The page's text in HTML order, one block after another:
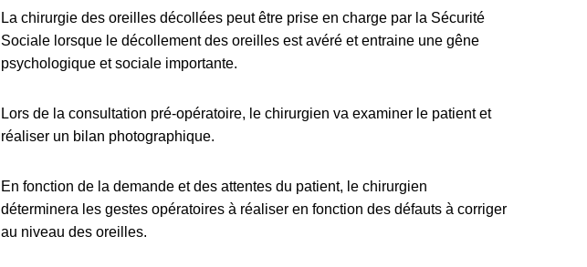
La chirurgie des oreilles décollées peut être prise en charge par la Sécurité
Sociale lorsque le décollement des oreilles est avéré et entraine une gêne
psychologique et sociale importante.
Lors de la consultation pré-opératoire, le chirurgien va examiner le patient et
réaliser un bilan photographique.
En fonction de la demande et des attentes du patient, le chirurgien
déterminera les gestes opératoires à réaliser en fonction des défauts à corriger
au niveau des oreilles.